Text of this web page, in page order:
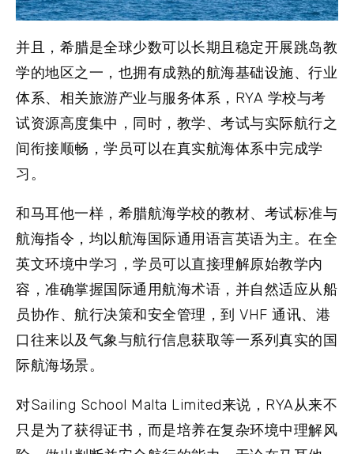
并且，希腊是全球少数可以长期且稳定开展跳岛教
学的地区之一，也拥有成熟的航海基础设施、行业
体系、相关旅游产业与服务体系，RYA 学校与考
试资源高度集中，同时，教学、考试与实际航行之
间衔接顺畅，学员可以在真实航海体系中完成学
习。
和马耳他一样，希腊航海学校的教材、考试标准与
航海指令，均以航海国际通用语言英语为主。在全
英文环境中学习，学员可以直接理解原始教学内
容，准确掌握国际通用航海术语，并自然适应从船
员协作、航行决策和安全管理，到 VHF 通讯、港
口往来以及气象与航行信息获取等一系列真实的国
际航海场景。
对Sailing School Malta Limited来说，RYA从来不
只是为了获得证书，而是培养在复杂环境中理解风